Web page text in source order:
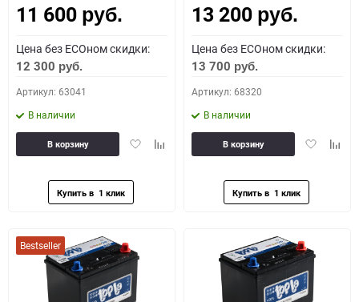
11 600 руб.
Цена без ECOном скидки:
12 300 руб.
Артикул: 63041
В наличии
ДобавитьДобавить
В корзину
13 200 руб.
Цена без ECOном скидки:
13 700 руб.
Артикул: 68320
В наличии
Добавить
В корзину
Bestseller